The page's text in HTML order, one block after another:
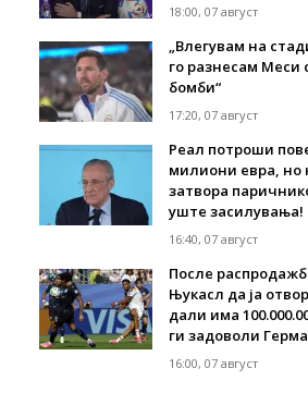
18:00, 07 август
„Влегувам на
го разнесам Меси
бомби“
17:20, 07 август
Реал потроши
милиони евра, но
затвора
уште засилувања!
16:40, 07 август
После
Њукасл да ја
дали има
ги задоволи
16:00, 07 август